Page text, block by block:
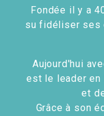
Fondée il y a
su fidéliser ses
Aujourd'hui
est le leader en
et
Grâce à son